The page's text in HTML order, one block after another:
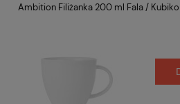
Ambition Filiżanka 200 ml Fala /